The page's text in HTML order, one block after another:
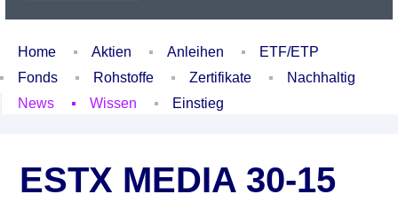
Home Aktien Anleihen
ETF/ETP
Fonds
Rohstoffe Zertifikate
Nachhaltig
News
Wissen Einstieg
ESTX MEDIA 30-15